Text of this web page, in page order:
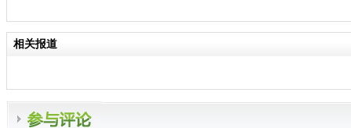
相关报道